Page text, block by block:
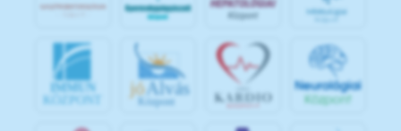
IMMUN
KÖZPONT
jó Alvás
Központ